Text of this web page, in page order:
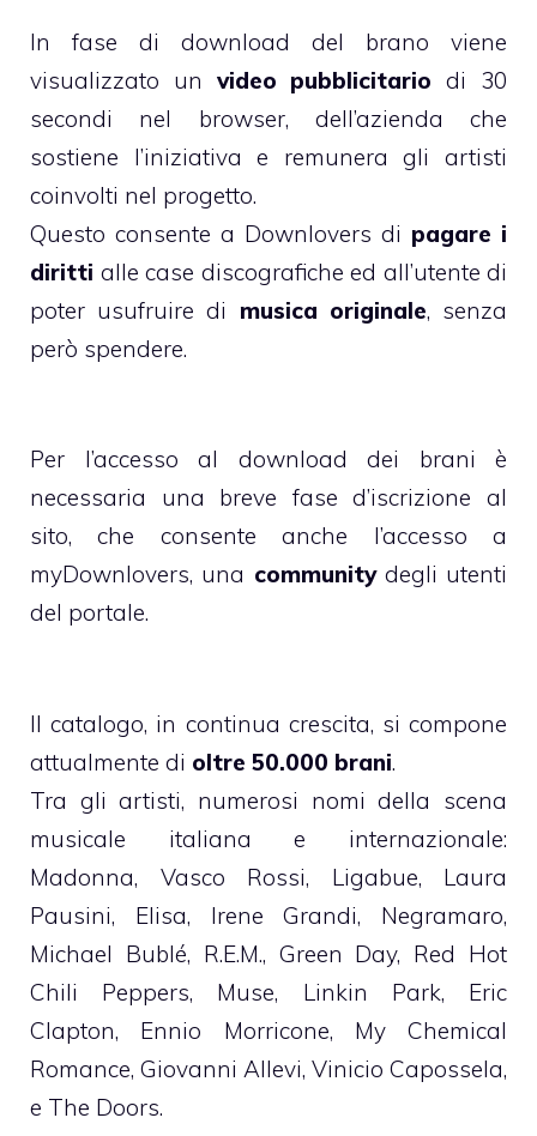
In fase di download del brano viene
visualizzato un video pubblicitario di 30
secondi nel browser, dell’azienda che
sostiene l’iniziativa e remunera gli artisti
coinvolti nel progetto.
Questo consente a Downlovers di pagare i
diritti alle case discografiche ed all’utente di
poter usufruire di musica originale, senza
però spendere.
Per l’accesso al download dei brani è
necessaria una breve fase d’iscrizione al
sito, che consente anche l’accesso a
myDownlovers, una communitydegli utenti
del portale.
Il catalogo, in continua crescita, si compone
attualmente di oltre 50.000 brani.
Tra gli artisti, numerosi nomi della scena
musicale italiana e internazionale:
Madonna, Vasco Rossi, Ligabue, Laura
Pausini, Elisa, Irene Grandi, Negramaro,
Michael Bublé, R.E.M., Green Day, Red Hot
Chili Peppers, Muse, Linkin Park, Eric
Clapton, Ennio Morricone, My Chemical
Romance, Giovanni Allevi, Vinicio Capossela,
e The Doors.